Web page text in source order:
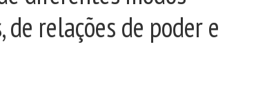
relações de poder e